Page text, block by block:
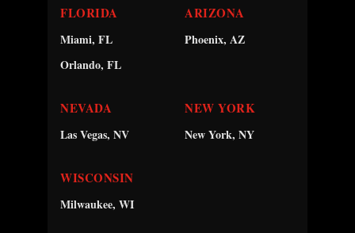
FLORIDA
Miami, FL
Orlando, FL
ARIZONA
Phoenix, AZ
NEVADA
Las Vegas, NV
NEW YORK
New York, NY
WISCONSIN
Milwaukee, WI